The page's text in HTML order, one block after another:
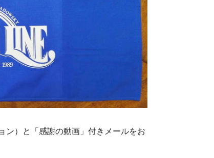
ン）と「感謝の動画」付きメールをお